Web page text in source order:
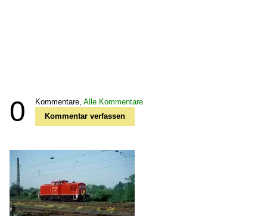
0 Kommentare, Alle Kommentare
Kommentar verfassen